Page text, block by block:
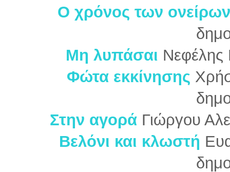
Ο χρόνος των ονείρων
Μη λυπάσαι Νεφέλης
Φώτα εκκίνησης
Στην αγορά Γιώργου
Βελόνι και κλωστή